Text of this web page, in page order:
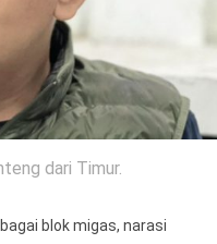
dari Timur.
blok migas, narasi